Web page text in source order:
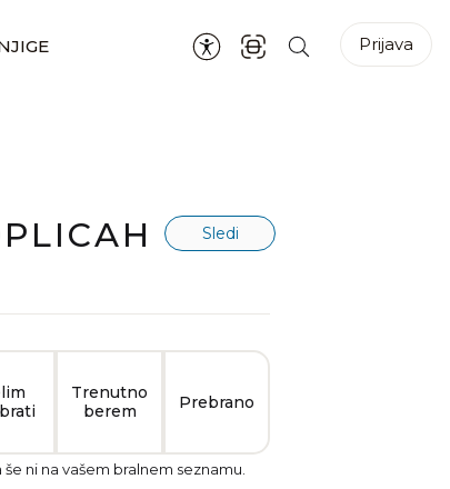
Prijava
Sledi
Trenutno
berem
Prebrano
še ni na vašem bralnem seznamu.